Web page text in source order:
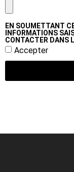
EN SOUMETTANT
INFORMATIONS
CONTACTER DANS
Accepter